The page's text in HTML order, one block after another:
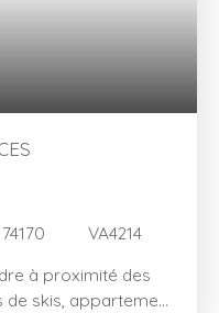
VA4214
à proximité des
de skis, appartement